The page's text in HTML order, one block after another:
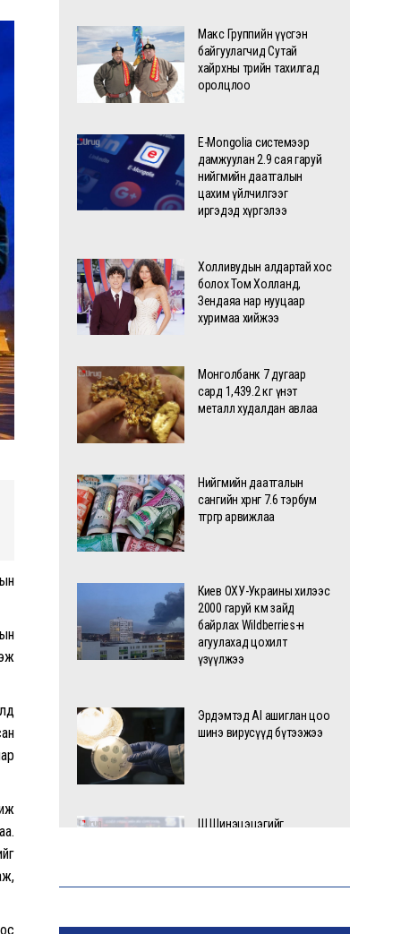
Макс Группийн үүсгэн
байгуулагчид Сутай
хайрхны төрийн тахилгад
оролцлоо
E-Mongolia системээр
дамжуулан 2.9 сая гаруй
нийгмийн даатгалын
цахим үйлчилгээг
иргэдэд хүргэлээ
Холливудын алдартай хос
болох Том Холланд,
Зендаяа нар нууцаар
хуримаа хийжээ
Монголбанк 7 дугаар
сард 1,439.2 кг үнэт
металл худалдан авлаа
Нийгмийн даатгалын
сангийн хөрөнгө 7.6 тэрбум
төгрөгөөр арвижлаа
Киев ОХУ-Украины хилээс
2000 гаруй км зайд
байрлах Wildberries-н
агуулахад цохилт
үзүүлжээ
Эрдэмтэд AI ашиглан цоо
шинэ вирусүүд бүтээжээ
Ш.Шинэцэцэгийг